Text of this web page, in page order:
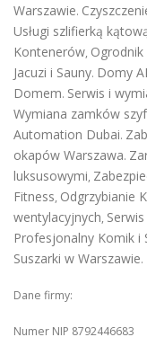
Warszawie.
Usługi szlifierką
Kontenerów, Ogrodnik
Jacuzi i Sauny. Domy
Domem. Serwis i
Wymiana zamków
Automation Dubai.
okapów Warszawa.
luksusowymi,
Fitness, Odgrzybianie
wentylacyjnych,
Profesjonalny Komik i
Suszarki w Warszawie.
Dane firmy:
Numer NIP 8792446683